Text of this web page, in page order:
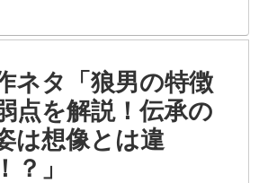
ネタ「狼男の特徴
点を解説！伝承の
は想像とは違
？」